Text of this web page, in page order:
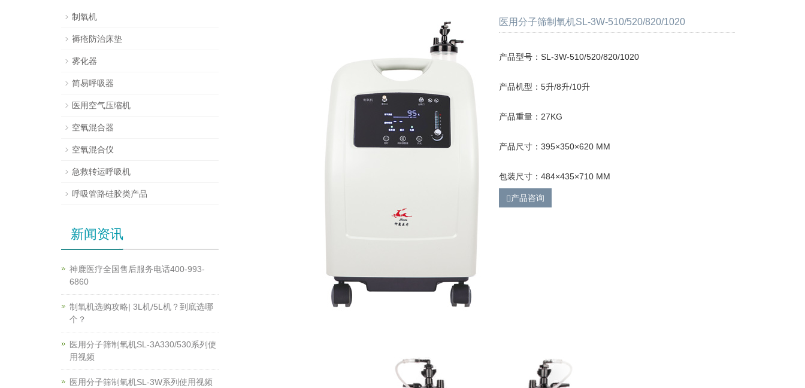
医用分子筛制氧机SL-3W-510/520/820/1020
产品型号：SL-3W-510/520/820/1020
产品机型：5升/8升/10升
产品重量：27KG
产品尺寸：395×350×620 MM
包装尺寸：484×435×710 MM
产品咨询
制氧机
褥疮防治床垫
雾化器
简易呼吸器
医用空气压缩机
空氧混合器
空氧混合仪
急救转运呼吸机
呼吸管路硅胶类产品
新闻资讯
神鹿医疗全国售后服务电话400-993-
6860
制氧机选购攻略| 3L机/5L机？到底选哪
个？
医用分子筛制氧机SL-3A330/530系列使
用视频
医用分子筛制氧机SL-3W系列使用视频